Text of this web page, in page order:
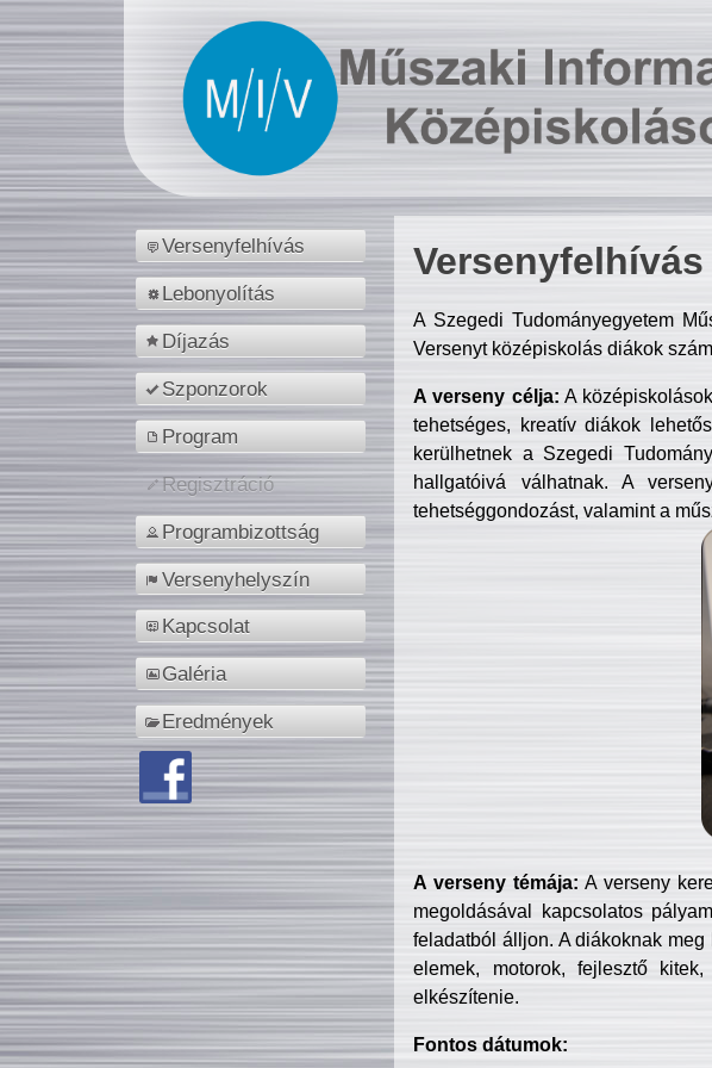
Versenyfelhívás
Lebonyolítás
Díjazás
Szponzorok
Program
Regisztráció
Programbizottság
Versenyhelyszín
Kapcsolat
Galéria
Eredmények
Versenyfelhívás
A Szegedi Tudományegyetem
Versenyt középiskolás diákok
A verseny célja: A
tehetséges, kreatív diákok
kerülhetnek a Szegedi
hallgatóivá válhatnak. A
tehetséggondozást, valamint a
A verseny témája: A verseny
megoldásával kapcsolatos
feladatból álljon. A diákoknak
elemek, motorok, fejlesztő
elkészítenie.
Fontos dátumok: